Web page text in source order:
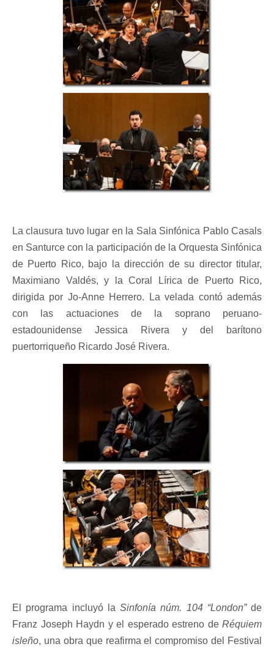
La clausura tuvo lugar en la Sala Sinfónica Pablo Casals
en Santurce con la participación de la Orquesta Sinfónica
de Puerto Rico, bajo la dirección de su director titular,
Maximiano Valdés, y la Coral Lírica de Puerto Rico,
dirigida por Jo-Anne Herrero. La velada contó además
con las actuaciones de la soprano peruano-
estadounidense Jessica Rivera y del barítono
puertorriqueño Ricardo José Rivera.
El programa incluyó la Sinfonía núm. 104 “London”de
Franz Joseph Haydn y el esperado estreno de Réquiem
isleño, una obra que reafirma el compromiso del Festival